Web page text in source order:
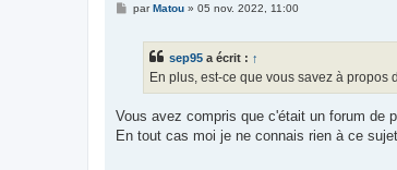
Mpar Matou» 05 nov. 2022, 11:00
sep95 a écrit : ↑
En plus, est-ce que vous savez à
Vous avez compris que c'était un forum de
En tout cas moi je ne connais rien à ce